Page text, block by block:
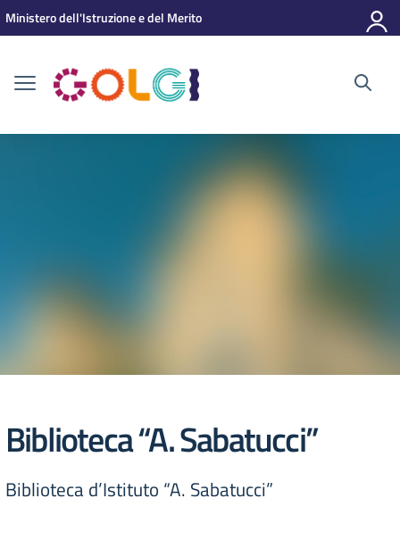
Vai ai contenuti
Vai al menu di navigazione
Vai al footer
Ministero dell'Istruzione e del Merito
Biblioteca “A. Sabatucci”
Biblioteca d’Istituto “A. Sabatucci”